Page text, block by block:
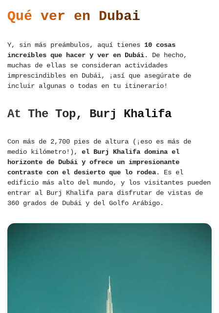
Qué ver en Dubai
Y, sin más preámbulos, aquí tienes 10 cosas
increíbles que hacer y ver en Dubái. De hecho,
muchas de ellas se consideran actividades
imprescindibles en Dubái, ¡así que asegúrate de
incluir algunas o todas en tu itinerario!
At The Top, Burj Khalifa
Con más de 2,700 pies de altura (¡eso es más de
medio kilómetro!), el Burj Khalifa domina el
horizonte de Dubái y ofrece un impresionante
contraste con el desierto que lo rodea. Es el
edificio más alto del mundo, y los visitantes pueden
entrar al Burj Khalifa para disfrutar de vistas de
360 grados de Dubái y del Golfo Arábigo.